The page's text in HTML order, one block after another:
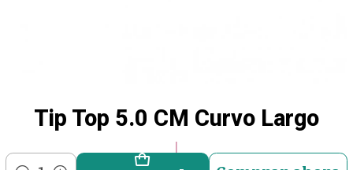
Tip Top 5.0 CM Curvo Largo
|